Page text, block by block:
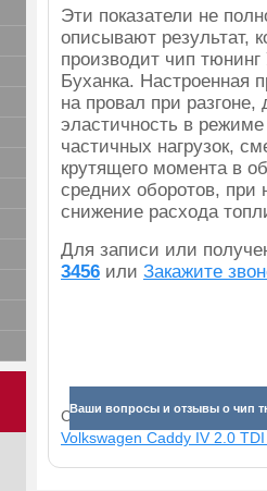
Эти показатели не
описывают результат,
производит чип
Буханка. Настроенная
на провал при разгоне,
эластичность в
частичных нагрузок,
крутящего момента в
средних оборотов,
снижение расхода
Для записи или
3456 или Закажите
Ваши вопросы и отзывы о чип
Смотрите прибавки для
Volkswagen Caddy IV 2.0